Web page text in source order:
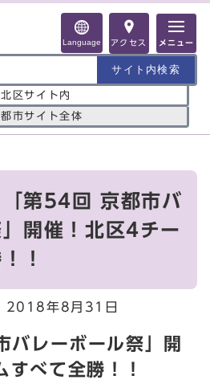
Language アクセス メニュー
北区サイト内
市サイト全体
第54回 京都市バ
」開催！北区4チー
！
2018年8月31日
バレーボール祭」開
べて全勝！！